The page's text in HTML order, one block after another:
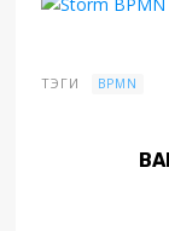
ТЭГИ BPMN